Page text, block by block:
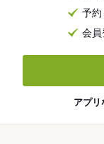
予約
会員
アプリ